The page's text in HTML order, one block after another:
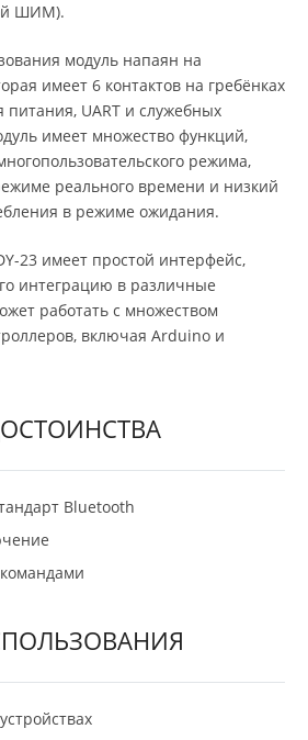
ШИМ).
модуль напаян на
имеет 6 контактов на гребёнках
питания, UART и служебных
имеет множество функций,
режима,
реального времени и низкий
в режиме ожидания.
23 имеет простой интерфейс,
интеграцию в различные
работать с множеством
включая Arduino и
Bluetooth